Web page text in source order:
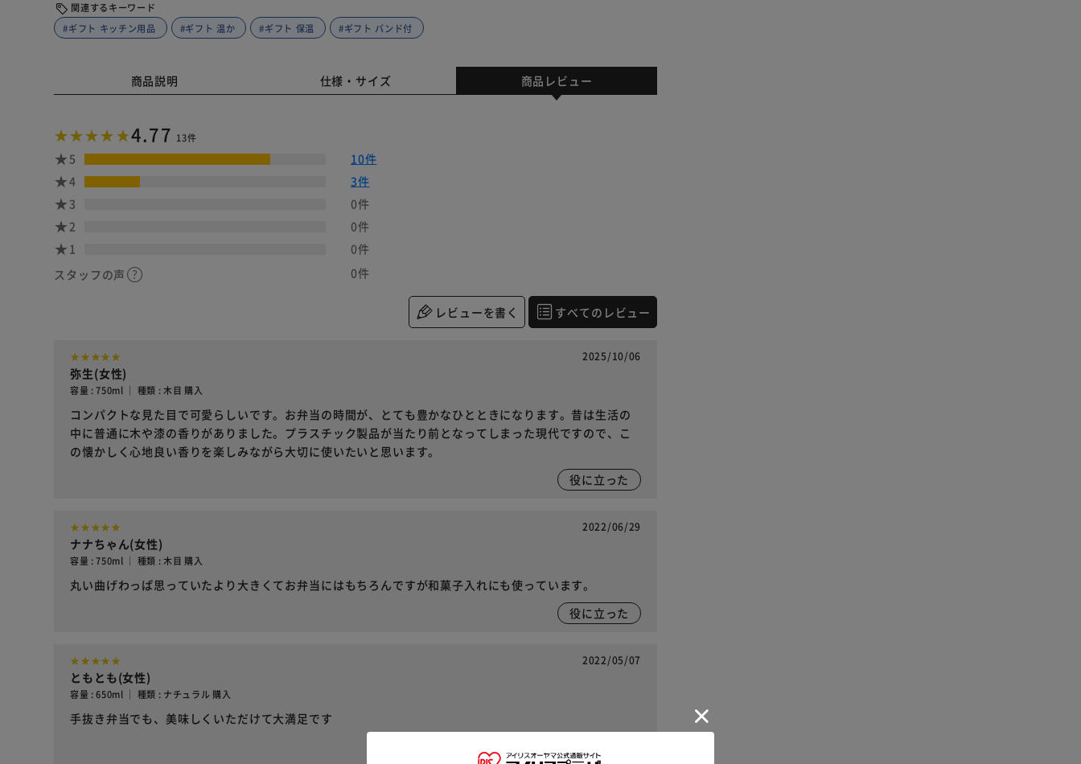
関連するキーワード
#ギフト キッチン用品
#ギフト 温か #ギフト 保温 #ギフト バンド付
商品説明 仕様・サイズ 商品レビュー
4.77 13件
5
10件
4
3件
3
0件
2
0件
1
0件
スタッフの声
0件
レビューを書く すべてのレビュー
2025/10/06
弥生(女性)
容量 : 750ml ｜ 種類 : 木目 購入
コンパクトな見た目で可愛らしいです。お弁当の時間が、とても豊かなひとときになります。昔は生活の
中に普通に木や漆の香りがありました。プラスチック製品が当たり前となってしまった現代ですので、こ
の懐かしく心地良い香りを楽しみながら大切に使いたいと思います。
役に立った
2022/06/29
ナナちゃん(女性)
容量 : 750ml ｜ 種類 : 木目 購入
丸い曲げわっぱ思っていたより大きくてお弁当にはもちろんですが和菓子入れにも使っています。
役に立った
2022/05/07
ともとも(女性)
容量 : 650ml ｜ 種類 : ナチュラル 購入
手抜き弁当でも、美味しくいただけて大満足です